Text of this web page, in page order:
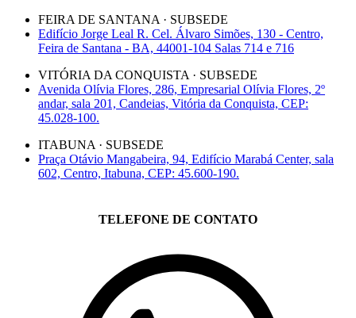
FEIRA DE SANTANA · SUBSEDE
Edifício Jorge Leal R. Cel. Álvaro Simões, 130 - Centro,
Feira de Santana - BA, 44001-104 Salas 714 e 716
VITÓRIA DA CONQUISTA · SUBSEDE
Avenida Olívia Flores, 286, Empresarial Olívia Flores, 2º
andar, sala 201, Candeias, Vitória da Conquista, CEP:
45.028-100.
ITABUNA · SUBSEDE
Praça Otávio Mangabeira, 94, Edifício Marabá Center, sala
602, Centro, Itabuna, CEP: 45.600-190.
TELEFONE DE CONTATO